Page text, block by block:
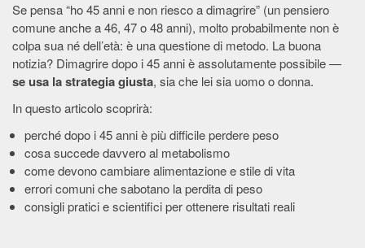
Se pensa “ho 45 anni e non riesco a dimagrire” (un pensiero
comune anche a 46, 47 o 48 anni), molto probabilmente non è
colpa sua né dell’età: è una questione di metodo. La buona
notizia? Dimagrire dopo i 45 anni è assolutamente possibile —
se usa la strategia giusta, sia che lei sia uomo o donna.
In questo articolo scoprirà:
perché dopo i 45 anni è più difficile perdere peso
cosa succede davvero al metabolismo
come devono cambiare alimentazione e stile di vita
errori comuni che sabotano la perdita di peso
consigli pratici e scientifici per ottenere risultati reali